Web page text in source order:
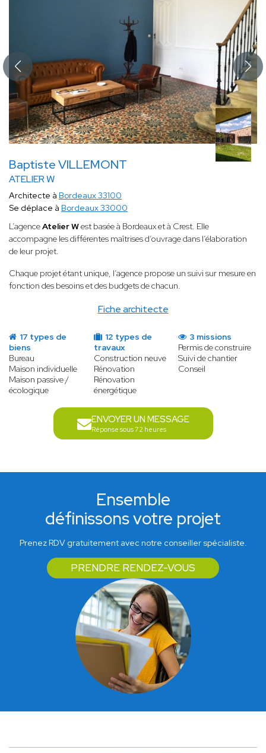
Baptiste VILLEMONT
ATELIER W
Fiche architecte
Architecte à Bordeaux 33100
Se déplace à Bordeaux 33000
L’agenceAtelier West basée à Bordeaux et à Crest. Elle
accompagne les différentes maîtrises d’ouvrage dans l’élaboration
de leur projet.
Chaque projet étant unique, l’agence propose un suivi sur mesure en
fonction des besoins et des budgets de chacun.
17 types de
biens
Bureau
Maison individuelle
Maison passive /
écologique
12 types de
travaux
Construction neuve
Rénovation
Rénovation
énergétique
3 missions
Permis de construire
Suivi de chantier
Conseil
ENVOYER UN MESSAGE
Réponse sous 72 heures
Ensemble
définissons votre projet
Prenez RDV gratuitement avec notre conseiller spécialiste.
PRENDRE RENDEZ-VOUS